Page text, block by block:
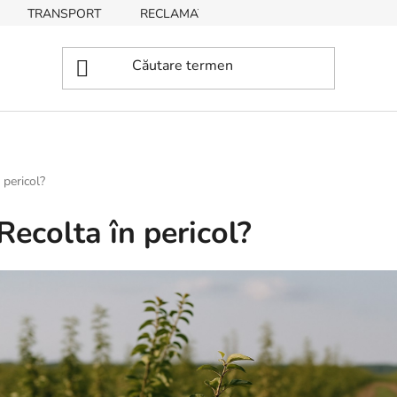
TRANSPORT RECLAMAȚII, RETURNĂRI DE BUNURI
în pericol?